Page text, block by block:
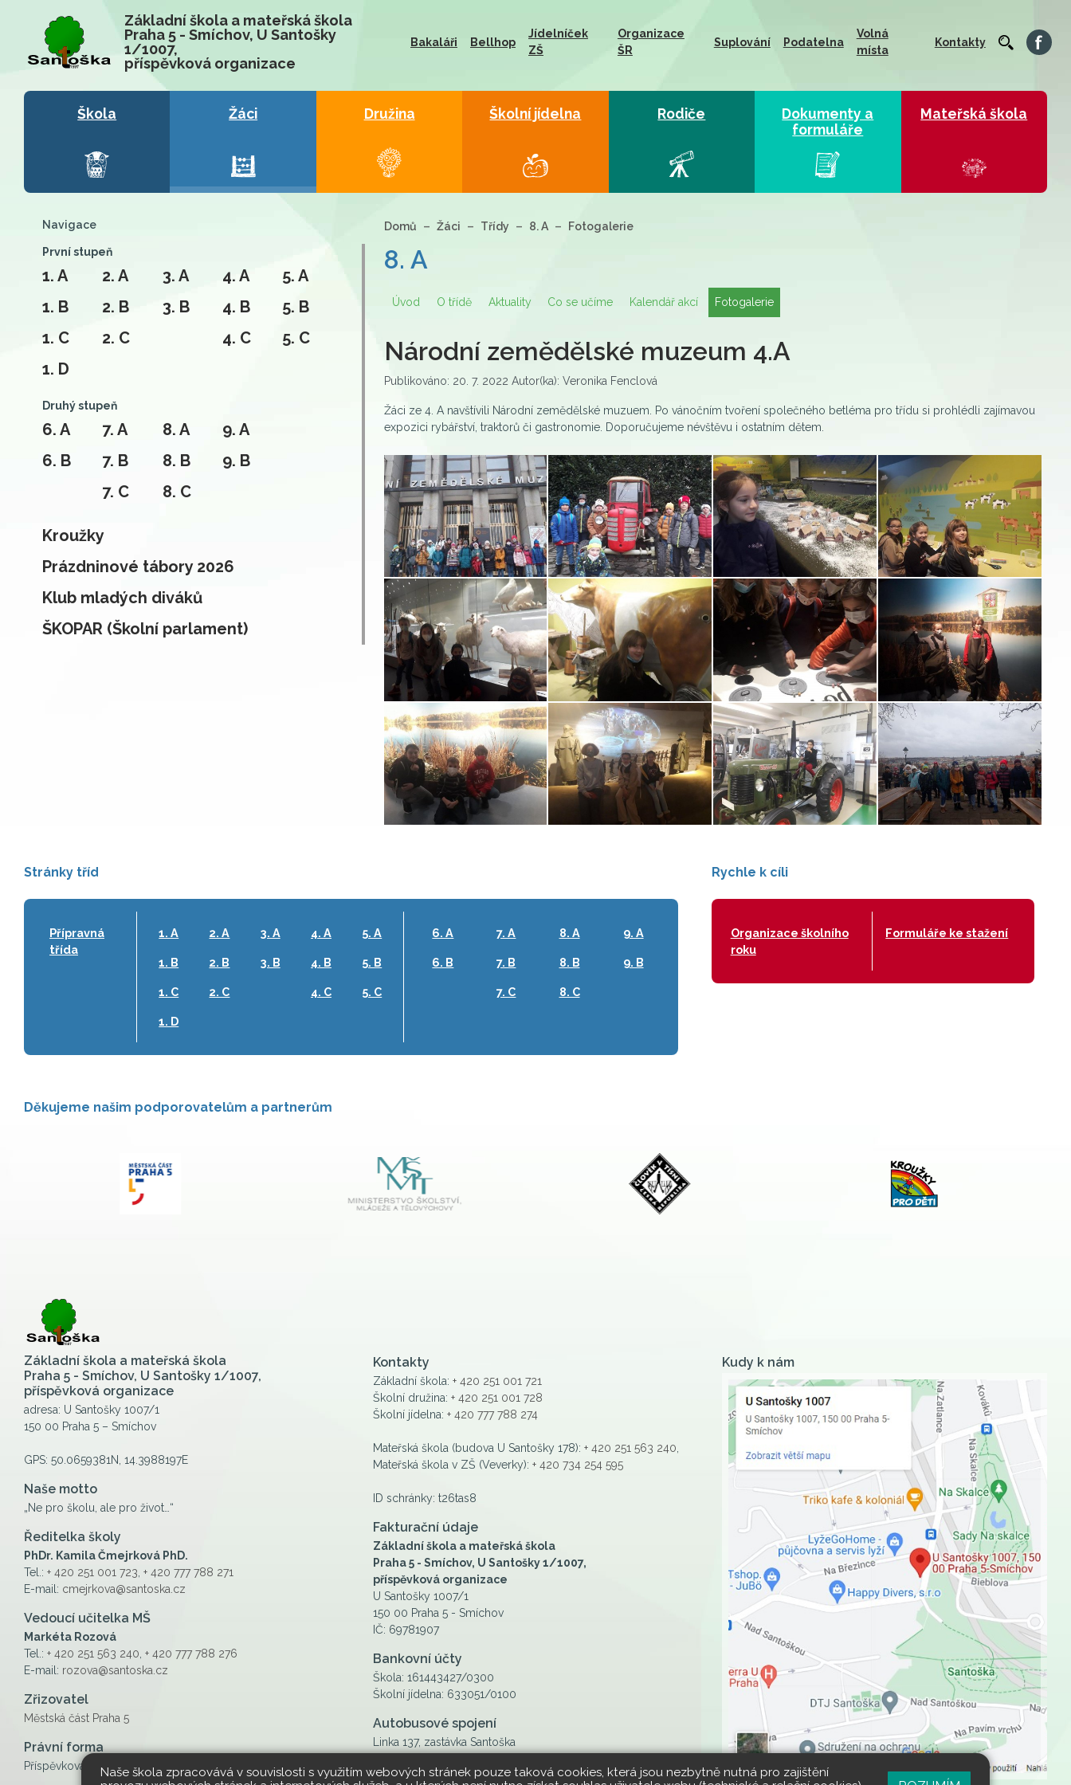
Základní škola a mateřská škola
Praha 5 - Smíchov, U Santošky
1/1007,
příspěvková organizace
Bakaláři Bellhop
Jídelníček
ZŠ
Organizace
ŠR
Suplování Podatelna
Volná
místa
Kontakty
Škola Žáci Družina Školní jídelna Rodiče
Dokumenty a
formuláře
Mateřská škola
Navigace
První stupeň
1. A
1. B
1. C
1. D
2. A
2. B
2. C
3. A
3. B
4. A
4. B
4. C
5. A
5. B
5. C
Druhý stupeň
6. A
6. B
7. A
7. B
7. C
8. A
8. B
8. C
9. A
9. B
Kroužky
Prázdninové tábory 2026
Klub mladých diváků
ŠKOPAR (Školní parlament)
Domů Žáci Třídy 8. A Fotogalerie
8. A
Úvod O třídě Aktuality Co se učíme Kalendář akcí Fotogalerie
Národní zemědělské muzeum 4.A
Publikováno: 20. 7. 2022 Autor(ka): Veronika Fenclová
Žáci ze 4. A navštívili Národní zemědělské muzuem. Po vánočním tvoření společného betléma pro třídu si prohlédli zajímavou
expozici rybářství, traktorů či gastronomie. Doporučujeme névštěvu i ostatním dětem.
Stránky tříd
Přípravná
třída
1. A
1. B
1. C
1. D
2. A
2. B
2. C
3. A
3. B
4. A
4. B
4. C
5. A
5. B
5. C
6. A
6. B
7. A
7. B
7. C
8. A
8. B
8. C
9. A
9. B
Rychle k cíli
Organizace školního
roku
Formuláře ke stažení
Děkujeme našim podporovatelům a partnerům
Základní škola a mateřská škola
Praha 5 - Smíchov, U Santošky 1/1007,
příspěvková organizace
adresa: U Santošky 1007/1
150 00 Praha 5 – Smíchov
GPS: 50.0659381N, 14.3988197E
Naše motto
„Ne pro školu, ale pro život…“
Ředitelka školy
PhDr. Kamila Čmejrková PhD.
Tel.: + 420 251 001 723 + 420 777 788 271
E-mail: cmejrkova@santoska.cz
Vedoucí učitelka MŠ
Markéta Rozová
Tel.: + 420 251 563 240 + 420 777 788 276
E-mail: rozova@santoska.cz
Zřizovatel
Městská část Praha 5
Právní forma
Příspěvková organizace
Kontakty
Základní škola: + 420 251 001 721
Školní družina: + 420 251 001 728
Školní jídelna: + 420 777 788 274
Mateřská škola (budova U Santošky 178): + 420 251 563 240,
Mateřská škola v ZŠ (Veverky): + 420 734 254 595
ID schránky: t26tas8
Fakturační údaje
Základní škola a mateřská škola
Praha 5 - Smíchov, U Santošky 1/1007,
příspěvková organizace
U Santošky 1007/1
150 00 Praha 5 - Smíchov
IČ: 69781907
Bankovní účty
Škola: 161443427/0300
Školní jídelna: 633051/0100
Autobusové spojení
Linka 137, zastávka Santoška
Kudy k nám
Naše škola zpracovává v souvislosti s využitím webových stránek pouze taková cookies, která jsou nezbytně nutná pro zajištění